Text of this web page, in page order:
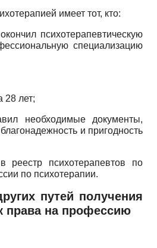
имеет тот, кто:
психотерапевтическую
специализацию
лет;
документы,
и пригодность
психотерапевтов по
по психотерапии.
путей получения
права на профессию